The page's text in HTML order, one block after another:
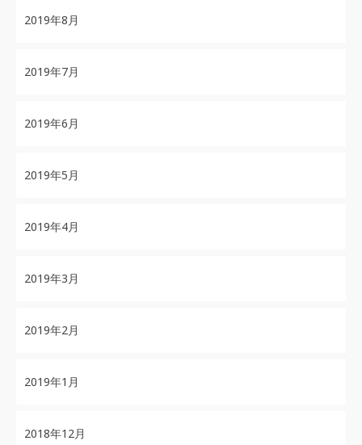
2019年8月
2019年7月
2019年6月
2019年5月
2019年4月
2019年3月
2019年2月
2019年1月
2018年12月